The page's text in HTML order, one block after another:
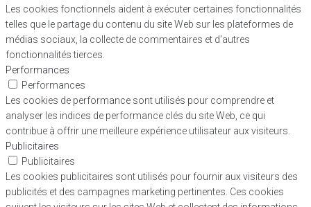
Les cookies fonctionnels aident à exécuter certaines fonctionnalités
telles que le partage du contenu du site Web sur les plateformes de
médias sociaux, la collecte de commentaires et d'autres
fonctionnalités tierces.
Performances
Performances
Les cookies de performance sont utilisés pour comprendre et
analyser les indices de performance clés du site Web, ce qui
contribue à offrir une meilleure expérience utilisateur aux visiteurs.
Publicitaires
Publicitaires
Les cookies publicitaires sont utilisés pour fournir aux visiteurs des
publicités et des campagnes marketing pertinentes. Ces cookies